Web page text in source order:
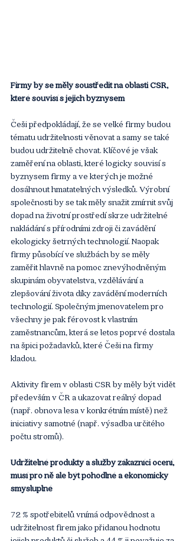
Firmy by se měly soustředit na oblasti CSR,
které souvisí s jejich byznysem
Češi předpokládají, že se velké firmy budou
tématu udržitelnosti věnovat a samy se také
budou udržitelně chovat. Klíčové je však
zaměření na oblasti, které logicky souvisí s
byznysem firmy a ve kterých je možné
dosáhnout hmatatelných výsledků. Výrobní
společnosti by se tak měly snažit zmírnit svůj
dopad na životní prostředí skrze udržitelné
nakládání s přírodními zdroji či zavádění
ekologicky šetrných technologií. Naopak
firmy působící ve službách by se měly
zaměřit hlavně na pomoc znevýhodněným
skupinám obyvatelstva, vzdělávání a
zlepšování života díky zavádění moderních
technologií. Společným jmenovatelem pro
všechny je pak férovost k vlastním
zaměstnancům, která se letos poprvé dostala
na špici požadavků, které Češi na firmy
kladou.
Aktivity firem v oblasti CSR by měly být vidět
především v ČR a ukazovat reálný dopad
(např. obnova lesa v konkrétním místě) než
iniciativy samotné (např. výsadba určitého
počtu stromů).
Udržitelné produkty a služby zákazníci ocení,
musí pro ně ale být pohodlné a ekonomicky
smysluplné
72 % spotřebitelů vnímá odpovědnost a
udržitelnost firem jako přidanou hodnotu